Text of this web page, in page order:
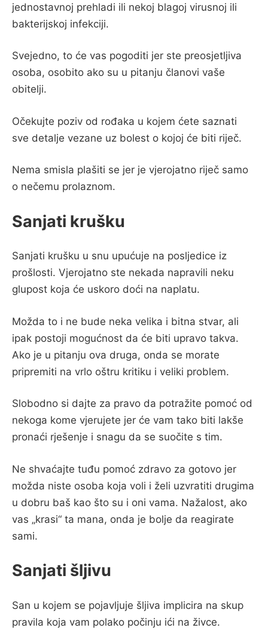
jednostavnoj prehladi ili nekoj blagoj virusnoj ili
bakterijskoj infekciji.
Svejedno, to će vas pogoditi jer ste preosjetljiva
osoba, osobito ako su u pitanju članovi vaše
obitelji.
Očekujte poziv od rođaka u kojem ćete saznati
sve detalje vezane uz bolest o kojoj će biti riječ.
Nema smisla plašiti se jer je vjerojatno riječ samo
o nečemu prolaznom.
Sanjati krušku
Sanjati krušku u snu upućuje na posljedice iz
prošlosti. Vjerojatno ste nekada napravili neku
glupost koja će uskoro doći na naplatu.
Možda to i ne bude neka velika i bitna stvar, ali
ipak postoji mogućnost da će biti upravo takva.
Ako je u pitanju ova druga, onda se morate
pripremiti na vrlo oštru kritiku i veliki problem.
Slobodno si dajte za pravo da potražite pomoć od
nekoga kome vjerujete jer će vam tako biti lakše
pronaći rješenje i snagu da se suočite s tim.
Ne shvaćajte tuđu pomoć zdravo za gotovo jer
možda niste osoba koja voli i želi uzvratiti drugima
u dobru baš kao što su i oni vama. Nažalost, ako
vas „krasi“ ta mana, onda je bolje da reagirate
sami.
Sanjati šljivu
San u kojem se pojavljuje šljiva implicira na skup
pravila koja vam polako počinju ići na živce.